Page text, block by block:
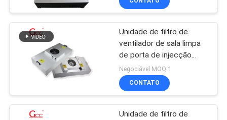
Unidade de filtro de
ventilador de sala limpa
de porta de injecção
DOP
Negociável MOQ:1
CONTATO
Unidade de filtro de